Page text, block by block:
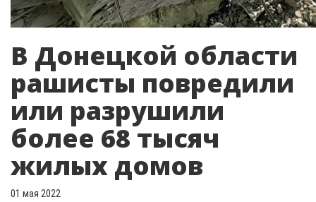
В Донецкой области
рашисты повредили
или разрушили
более 68 тысяч
жилых домов
01 мая 2022